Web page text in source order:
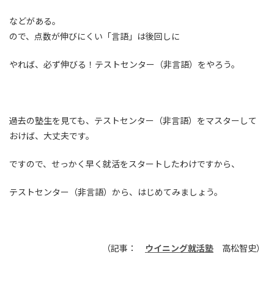
などがある。
ので、点数が伸びにくい「言語」は後回しに
やれば、必ず伸びる！テストセンター（非言語）をやろう。
過去の塾生を見ても、テストセンター（非言語）をマスターして
おけば、大丈夫です。
ですので、せっかく早く就活をスタートしたわけですから、
テストセンター（非言語）から、はじめてみましょう。
（記事： ウイニング就活塾 高松智史）